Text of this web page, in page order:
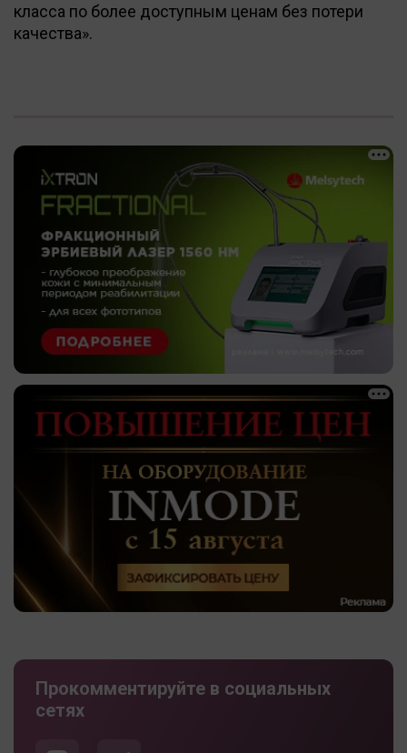
класса по более доступным ценам без потери
качества».
Прокомментируйте в социальных
сетях